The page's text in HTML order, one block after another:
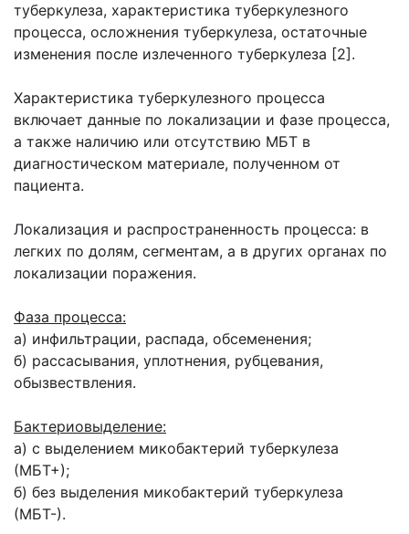
туберкулеза, характеристика туберкулезного
процесса, осложнения туберкулеза, остаточные
изменения после излеченного туберкулеза [2].
Характеристика туберкулезного процесса
включает данные по локализации и фазе процесса,
а также наличию или отсутствию МБТ в
диагностическом материале, полученном от
пациента.
Локализация и распространенность процесса: в
легких по долям, сегментам, а в других органах по
локализации поражения.
Фаза процесса:
а) инфильтрации, распада, обсеменения;
б) рассасывания, уплотнения, рубцевания,
обызвествления.
Бактериовыделение:
а) с выделением микобактерий туберкулеза
(МБТ+);
б) без выделения микобактерий туберкулеза
(МБТ-).